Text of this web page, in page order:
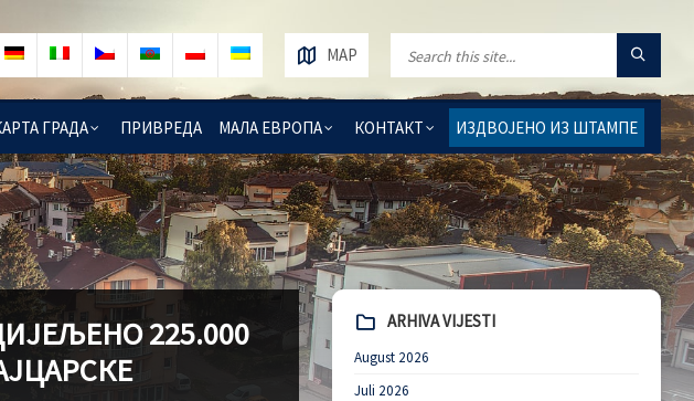
ГРАДА ПРИВРЕДА МАЛА ЕВРОПА КОНТАКТ ИЗДВОЈЕНО ИЗ ШТАМПЕ
MAP
225.000
ARHIVA VIJESTI
August 2026
Juli 2026